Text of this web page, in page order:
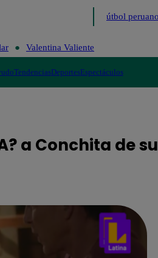
Fútbol peruano
Valentina Valiente
TendenciasDeportesEspectáculos
a Conchita de su